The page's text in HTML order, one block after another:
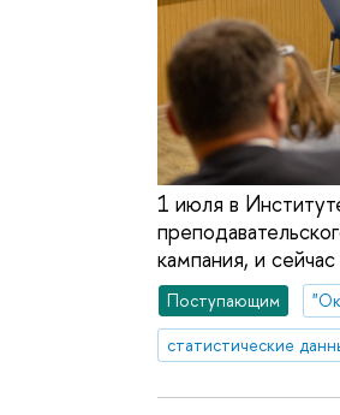
1 июля в
кампания, и
Поступающим
статистические